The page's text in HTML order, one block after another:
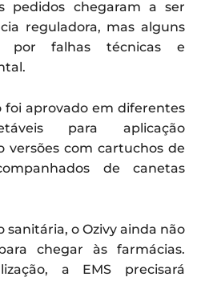
pedidos chegaram a ser
reguladora, mas alguns
por falhas técnicas e
foi aprovado em diferentes
para aplicação
versões com cartuchos de
de canetas
sanitária, o Ozivy ainda não
chegar às farmácias.
a EMS precisará